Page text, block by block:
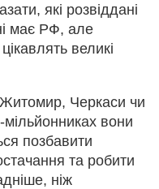
які розвіддані
має РФ, але
великі
Черкаси чи
мільйонниках вони
позбавити
та робити
ніж